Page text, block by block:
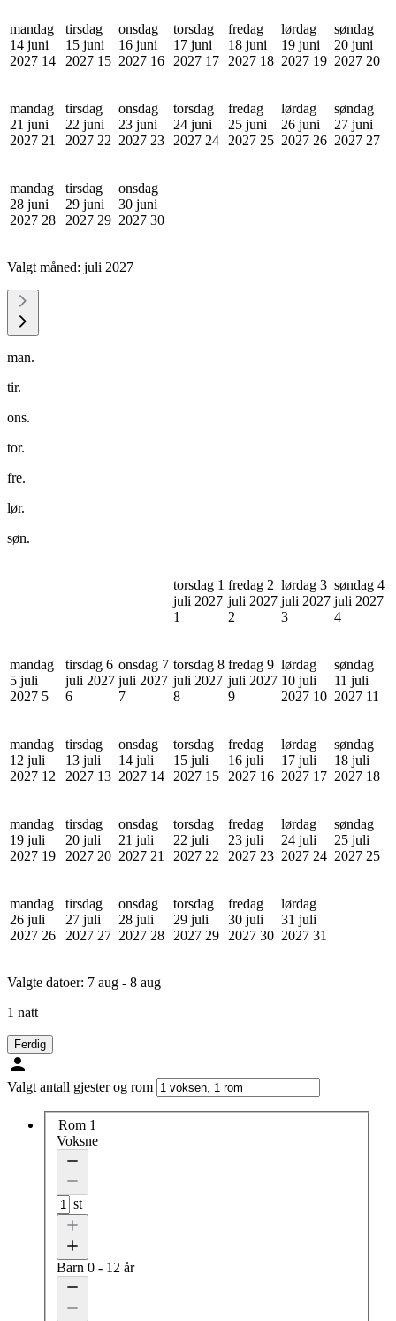
mandag
14 juni
2027 14
tirsdag
15 juni
2027 15
onsdag
16 juni
2027 16
torsdag
17 juni
2027 17
fredag
18 juni
2027 18
lørdag
19 juni
2027 19
søndag
20 juni
2027 20
mandag
21 juni
2027 21
tirsdag
22 juni
2027 22
onsdag
23 juni
2027 23
torsdag
24 juni
2027 24
fredag
25 juni
2027 25
lørdag
26 juni
2027 26
søndag
27 juni
2027 27
mandag
28 juni
2027 28
tirsdag
29 juni
2027 29
onsdag
30 juni
2027 30
Valgt måned: juli 2027
man.
tir.
ons.
tor.
fre.
lør.
søn.
torsdag 1
juli 2027
1
fredag 2
juli 2027
2
lørdag 3
juli 2027
3
søndag 4
juli 2027
4
mandag
5 juli
2027 5
tirsdag 6
juli 2027
6
onsdag 7
juli 2027
7
torsdag 8
juli 2027
8
fredag 9
juli 2027
9
lørdag
10 juli
2027 10
søndag
11 juli
2027 11
mandag
12 juli
2027 12
tirsdag
13 juli
2027 13
onsdag
14 juli
2027 14
torsdag
15 juli
2027 15
fredag
16 juli
2027 16
lørdag
17 juli
2027 17
søndag
18 juli
2027 18
mandag
19 juli
2027 19
tirsdag
20 juli
2027 20
onsdag
21 juli
2027 21
torsdag
22 juli
2027 22
fredag
23 juli
2027 23
lørdag
24 juli
2027 24
søndag
25 juli
2027 25
mandag
26 juli
2027 26
tirsdag
27 juli
2027 27
onsdag
28 juli
2027 28
torsdag
29 juli
2027 29
fredag
30 juli
2027 30
lørdag
31 juli
2027 31
Valgte datoer: 7 aug - 8 aug
1 natt
Ferdig
Valgt antall gjester og rom
Rom 1
Voksne
st
Barn 0 - 12 år